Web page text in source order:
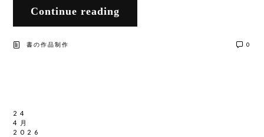
Continue reading
書の作品制作 0
24
4月
2026